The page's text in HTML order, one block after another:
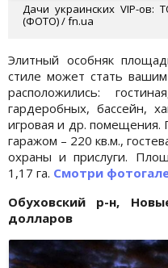
Дачи украинских VIP-ов:
(ФОТО) / fn.ua
Элитный особняк
стиле может стать
расположились:
гардеробных, бассейн,
игровая и др.
гаражом – 220 кв.м.,
охраны и прислуги.
1,17 га. Смотри
Обуховский р-н,
долларов